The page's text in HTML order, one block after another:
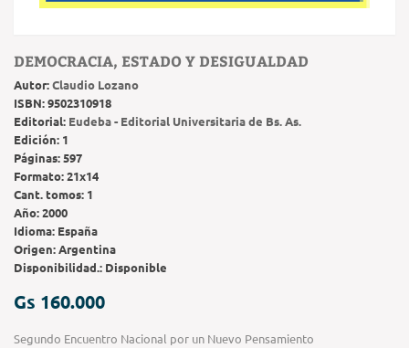
DEMOCRACIA, ESTADO Y DESIGUALDAD
Autor:Claudio Lozano
ISBN:9502310918
Editorial: Eudeba - Editorial Universitaria de Bs. As.
Edición: 1
Páginas:597
Formato:21x14
Cant. tomos: 1
Año:2000
Idioma: España
Origen:Argentina
Disponibilidad.: Disponible
Gs 160.000
Segundo Encuentro Nacional por un Nuevo Pensamiento